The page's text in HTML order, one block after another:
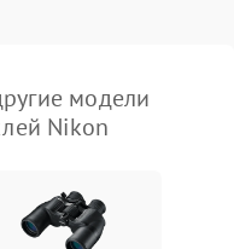
модели
Nikon